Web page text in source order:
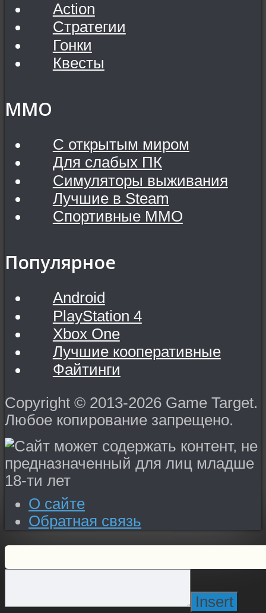
Action
Стратегии
Гонки
Квесты
MMO
С открытым миром
Для слабых ПК
Симуляторы выживания
Лучшие в Steam
Спортивные MMO
Популярное
Android
PlayStation 4
Xbox One
Лучшие кооперативные
Файтинги
Copyright © 2013-2026 Game Target.
Любое копирование запрещено.
О сайте
Обратная связь
Insert